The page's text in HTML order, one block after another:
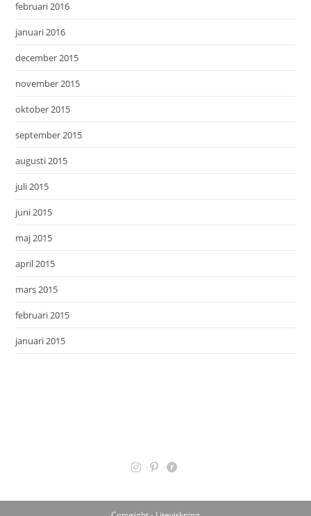
februari 2016
januari 2016
december 2015
november 2015
oktober 2015
september 2015
augusti 2015
juli 2015
juni 2015
maj 2015
april 2015
mars 2015
februari 2015
januari 2015